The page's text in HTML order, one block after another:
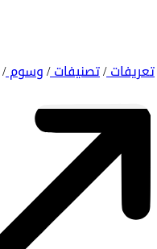
تعريفات/ تصنيفات/ وسوم/